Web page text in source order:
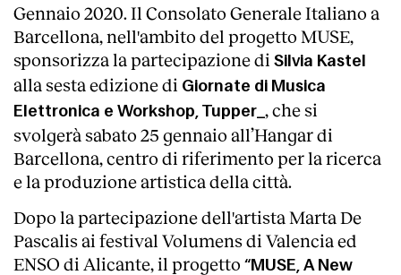
Gennaio 2020. Il Consolato Generale Italiano a
Barcellona, nell'ambito del progetto MUSE,
sponsorizza la partecipazione di Silvia Kastel
alla sesta edizione di Giornate di Musica
Elettronica e Workshop, Tupper_ , che si
svolgerà sabato 25 gennaio all’Hangar di
Barcellona, centro di riferimento per la ricerca
e la produzione artistica della città.
Dopo la partecipazione dell'artista Marta De
Pascalis ai festival Volumens di Valencia ed
ENSO di Alicante, il progetto “MUSE, A New